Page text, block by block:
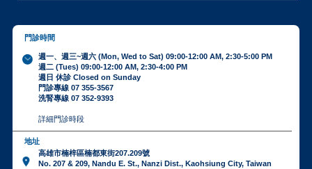
門診時間
週一、週三~週六 (Mon, Wed to Sat) 09:00-12:00 AM, 2:30-5:00 PM
週二 (Tues) 09:00-12:00 AM, 2:30-4:00 PM
週日 休診 Closed on Sunday
門診專線 07 355-3567
洗腎專線 07 352-9393
詳細門診時段
地址
高雄市楠梓區楠都東街207.209號
No. 207 & 209, Nandu E. St., Nanzi Dist., Kaohsiung City, Taiwan